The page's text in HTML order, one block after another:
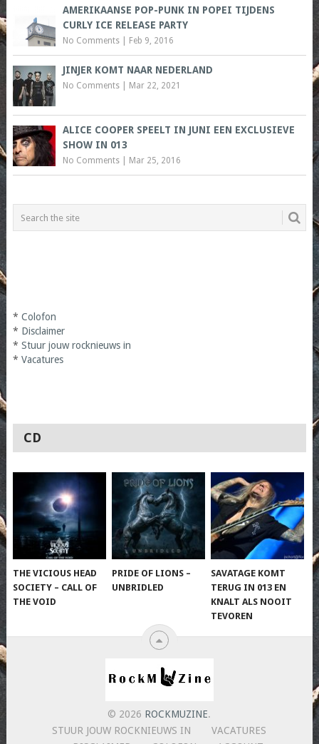
AMERIKAANSE POP-PUNK IN POPEI TIJDENS
CURLY ICE RELEASE PARTY
No Comments| Feb 9, 2016
JINJER KOMT NAAR NEDERLAND
No Comments| Mar 22, 2021
ALICE COOPER SPEELT IN JUNI EEN EXCLUSIEVE
SHOW IN 013
No Comments| Mar 25, 2016
* Colofon
* Disclaimer
* Stuur jouw rocknieuws in
* Vacatures
CD
THE VICIOUS HEAD
SOCIETY – CALL OF
THE VOID
PRIDE OF LIONS –
UNBRIDLED
SAVATAGE KOMT
TERUG IN 013 EN
KNALT ALS NOOIT
TEVOREN
© 2026 ROCKMUZINE.
STUUR JOUW ROCKNIEUWS IN
VACATURES